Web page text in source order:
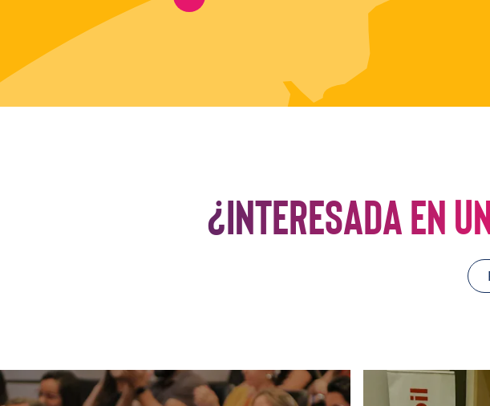
¿Interesada en